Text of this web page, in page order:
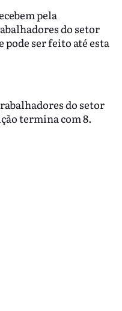
pela
do setor
ser feito até esta
do setor
termina com 8.